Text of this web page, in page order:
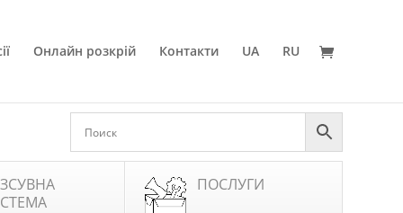
Онлайн розкрій Контакти UA RU
ПОСЛУГИ